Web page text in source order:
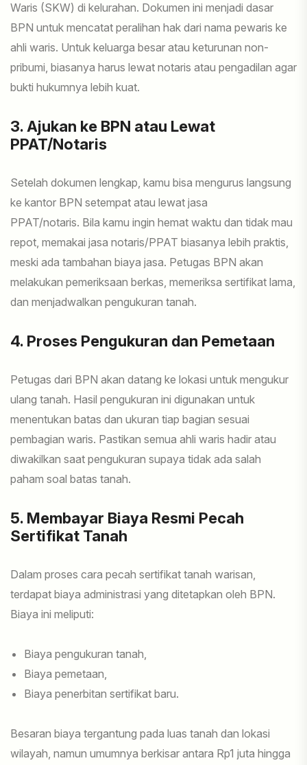
Waris (SKW) di kelurahan. Dokumen ini menjadi dasar
BPN untuk mencatat peralihan hak dari nama pewaris ke
ahli waris. Untuk keluarga besar atau keturunan non-
pribumi, biasanya harus lewat notaris atau pengadilan agar
bukti hukumnya lebih kuat.
3. Ajukan ke BPN atau Lewat
PPAT/Notaris
Setelah dokumen lengkap, kamu bisa mengurus langsung
ke kantor BPN setempat atau lewat jasa
PPAT/notaris. Bila kamu ingin hemat waktu dan tidak mau
repot, memakai jasa notaris/PPAT biasanya lebih praktis,
meski ada tambahan biaya jasa. Petugas BPN akan
melakukan pemeriksaan berkas, memeriksa sertifikat lama,
dan menjadwalkan pengukuran tanah.
4. Proses Pengukuran dan Pemetaan
Petugas dari BPN akan datang ke lokasi untuk mengukur
ulang tanah. Hasil pengukuran ini digunakan untuk
menentukan batas dan ukuran tiap bagian sesuai
pembagian waris. Pastikan semua ahli waris hadir atau
diwakilkan saat pengukuran supaya tidak ada salah
paham soal batas tanah.
5. Membayar Biaya Resmi Pecah
Sertifikat Tanah
Dalam proses cara pecah sertifikat tanah warisan,
terdapat biaya administrasi yang ditetapkan oleh BPN.
Biaya ini meliputi:
Biaya pengukuran tanah,
Biaya pemetaan,
Biaya penerbitan sertifikat baru.
Besaran biaya tergantung pada luas tanah dan lokasi
wilayah, namun umumnya berkisar antara Rp1 juta hingga